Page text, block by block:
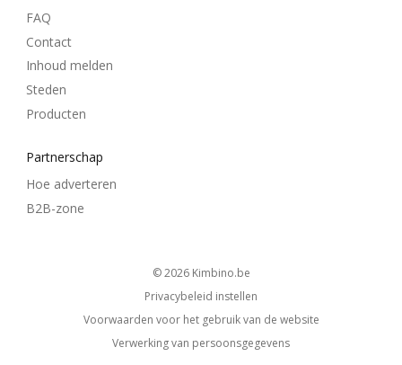
FAQ
Contact
Inhoud melden
Steden
Producten
Partnerschap
Hoe adverteren
B2B-zone
© 2026 kimbino.be
Privacybeleid instellen
Voorwaarden voor het gebruik van de website
Verwerking van persoonsgegevens